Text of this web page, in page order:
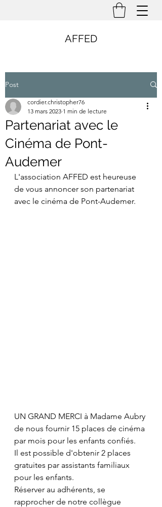
AFFED
Post
Partenariat avec le
Cinéma de Pont-
Audemer
cordier.christopher76
13 mars 2023 1 min de lecture
L'association AFFED est heureuse
de vous annoncer son partenariat
avec le cinéma de Pont-Audemer.
UN GRAND MERCI à Madame Aubry
de nous fournir 15 places de cinéma
par mois pour les enfants confiés.
Il est possible d'obtenir 2 places
gratuites par assistants familiaux
pour les enfants.
Réserver au adhérents, se
rapprocher de notre collègue